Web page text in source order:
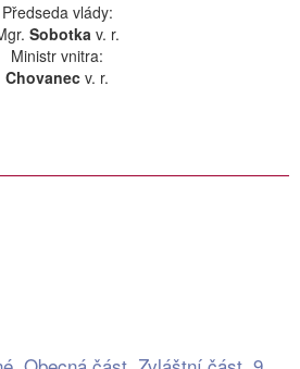
Předseda vlády:
Sobotka v. r.
Ministr vnitra:
Chovanec v. r.